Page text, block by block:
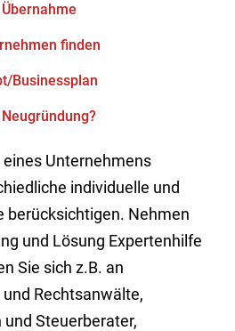
finden
Businessplan
Unternehmens
individuelle und
berücksichtigen. Nehmen
und Lösung Expertenhilfe
Sie sich z.B. an
Rechtsanwälte,
Steuerberater,